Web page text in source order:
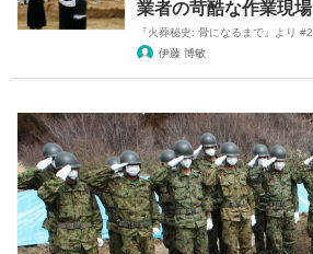
業者の苛酷な作業現場
『火葬秘史: 骨になるまで』より #2
伊藤 博敏